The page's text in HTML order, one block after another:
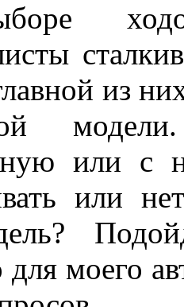
из
или с
или
для моего